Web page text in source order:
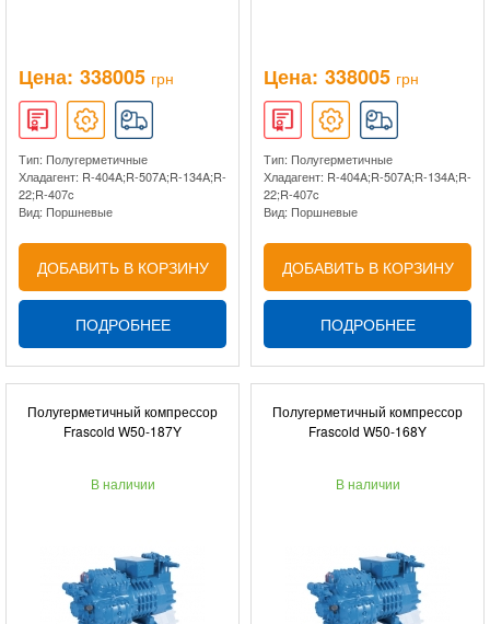
Цена: 338005 грн
Тип: Полугерметичные
Хладагент: R-404A;R-507A;R-134A;R-
22;R-407c
Вид: Поршневые
ДОБАВИТЬ В КОРЗИНУ
ПОДРОБНЕЕ
Цена: 338005 грн
Тип: Полугерметичные
Хладагент: R-404A;R-507A;R-134A;R-
22;R-407c
Вид: Поршневые
ДОБАВИТЬ В КОРЗИНУ
ПОДРОБНЕЕ
Полугерметичный компрессор
Frascold W50-187Y
В наличии
Полугерметичный компрессор
Frascold W50-168Y
В наличии